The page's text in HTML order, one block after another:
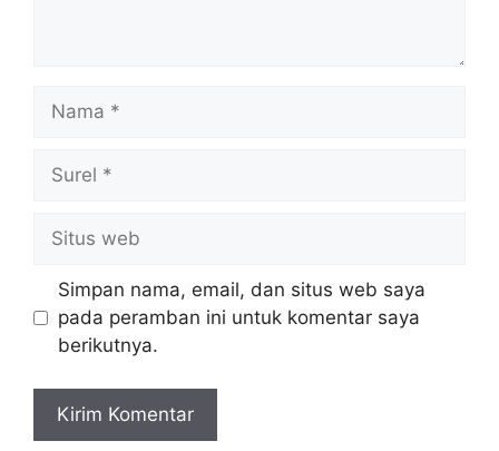
Nama
Surel
Situs
web
Simpan nama, email, dan situs web saya
pada peramban ini untuk komentar saya
berikutnya.